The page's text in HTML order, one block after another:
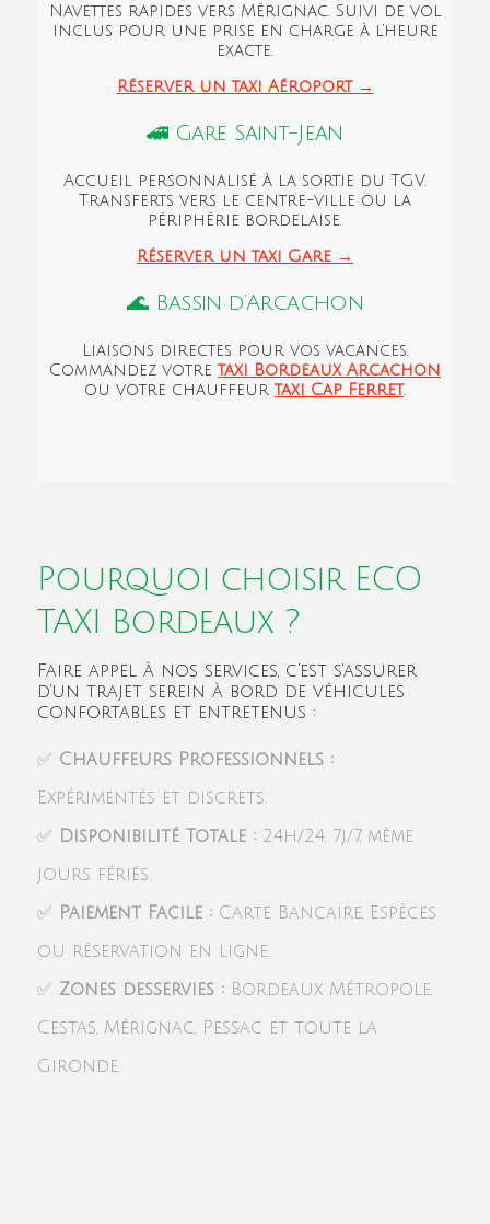
Navettes rapides vers Mérignac. Suivi de vol
inclus pour une prise en charge à l’heure
exacte.
Réserver un taxi Aéroport →
🚄 Gare Saint-Jean
Accueil personnalisé à la sortie du TGV.
Transferts vers le centre-ville ou la
périphérie bordelaise.
Réserver un taxi Gare →
🌊 Bassin d’Arcachon
Liaisons directes pour vos vacances.
Commandez votretaxi Bordeaux Arcachon
ou votre chauffeurtaxi Cap Ferret.
Pourquoi choisir ECO
TAXI Bordeaux ?
Faire appel à nos services, c’est s’assurer
d’un trajet serein à bord de véhicules
confortables et entretenus :
✅ Chauffeurs Professionnels :
Expérimentés et discrets.
✅ Disponibilité Totale :24h/24, 7j/7, même
jours fériés.
✅ Paiement Facile :Carte Bancaire, Espèces
ou réservation en ligne.
✅ Zones desservies :Bordeaux Métropole,
Cestas, Mérignac, Pessac et toute la
Gironde.